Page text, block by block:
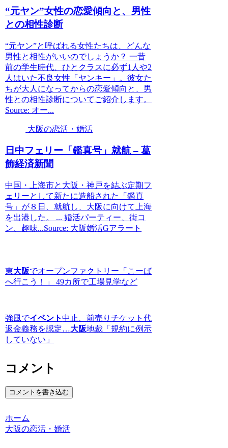
“元ヤン”女性の恋愛傾向と、男性
との相性診断
“元ヤン”と呼ばれる女性たちは、どんな
男性と相性がいいのでしょうか？ 一昔
前の学生時代、ひとクラスに必ず1人や2
人はいた不良女性「ヤンキー」。彼女た
ちが大人になってからの恋愛傾向と、男
性との相性診断についてご紹介します。
Source: オー...
大阪の恋活・婚活
日中フェリー「鑑真号」就航 – 葛
飾経済新聞
中国・上海市と大阪・神戸を結ぶ定期フ
ェリーとして新たに造船された「鑑真
号」が８日、就航し、大阪に向けて上海
を出港した。 ... 婚活パーティー、街コ
ン、趣味...Source: 大阪婚活Gアラート
東大阪でオープンファクトリー「こーば
へ行こう！」 49カ所で工場見学など
強風でイベント中止、前売りチケット代
返金義務を認定…大阪地裁「規約に例示
していない」
コメント
コメントを書き込む
ホーム
大阪の恋活・婚活